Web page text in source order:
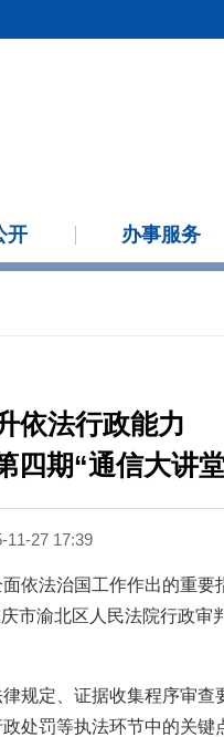
开 办事服务
依法行政能力
期“通信大讲
11-27 17:39
依法治国工作作出的重要
市渝北区人民法院行政审
规定、证据收集程序审
处罚等执法环节中的关键